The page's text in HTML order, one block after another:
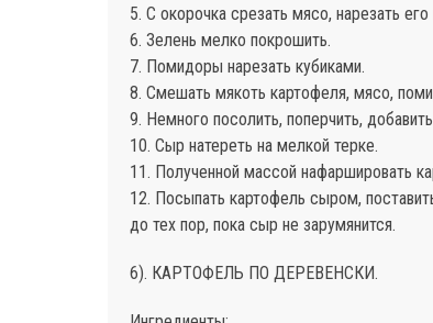
5. С окорочка срезать мясо, нарезать его
6. Зелень мелко покрошить.
7. Помидоры нарезать кубиками.
8. Смешать мякоть картофеля, мясо,
9. Немного посолить, поперчить,
10. Сыр натереть на мелкой терке.
11. Полученной массой нафаршировать
12. Посыпать картофель сыром,
до тех пор, пока сыр не зарумянится.
6). КАРТОФЕЛЬ ПО ДЕРЕВЕНСКИ.